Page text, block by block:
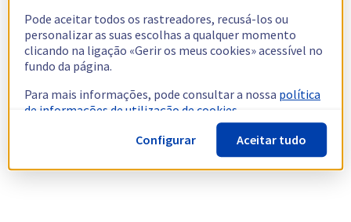
Pode aceitar todos os rastreadores, recusá-los ou
personalizar as suas escolhas a qualquer momento
clicando na ligação «Gerir os meus cookies» acessível no
fundo da página.
Para mais informações, pode consultar a nossa política
de informações de utilização de cookies.
Configurar
Aceitar tudo